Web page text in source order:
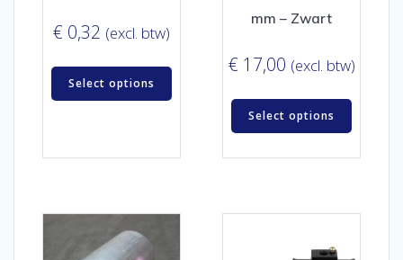
€ 0,32 (excl. btw)
Select options
mm – Zwart
€ 17,00 (excl. btw)
Select options